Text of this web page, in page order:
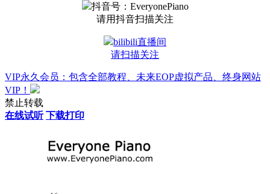
抖音号：EveryonePiano
请用抖音扫描关注
bilibili直播间
请扫描关注
VIP永久会员：包含全部教程、未来EOP虚拟产品、终身网站
VIP！
禁止转载
在线试听 下载打印